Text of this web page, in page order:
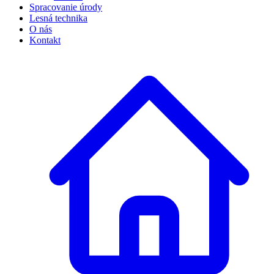
Spracovanie úrody
Lesná technika
O nás
Kontakt